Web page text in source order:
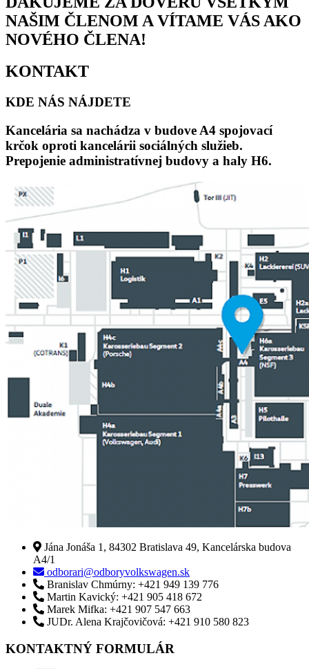
NAŠIM ČLENOM A VÍTAME VÁS AKO
NOVÉHO ČLENA!
KONTAKT
KDE NÁS NÁJDETE
Kancelária sa nachádza v budove A4 spojovací
krčok oproti kancelárii sociálných služieb.
Prepojenie administratívnej budovy a haly H6.
Jána Jonáša 1, 84302 Bratislava 49, Kancelárska budova
A4/1
odborari@odboryvolkswagen.sk
Branislav Chmúrny: +421 949 139 776
Martin Kavický: +421 905 418 672
Marek Mifka: +421 907 547 663
JUDr. Alena Krajčovičová: +421 910 580 823
KONTAKTNÝ FORMULÁR